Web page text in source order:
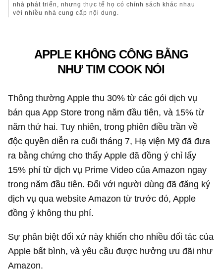
nhà phát triển, nhưng thực tế họ có chính sách khác nhau
với nhiều nhà cung cấp nội dung.
APPLE KHÔNG CÔNG BẰNG
NHƯ TIM COOK NÓI
Thông thường Apple thu 30% từ các gói dịch vụ
bán qua App Store trong năm đầu tiên, và 15% từ
năm thứ hai. Tuy nhiên, trong phiên điều trần về
độc quyền diễn ra cuối tháng 7, Hạ viện Mỹ đã đưa
ra bằng chứng cho thấy Apple đã đồng ý chỉ lấy
15% phí từ dịch vụ Prime Video của Amazon ngay
trong năm đầu tiên. Đối với người dùng đã đăng ký
dịch vụ qua website Amazon từ trước đó, Apple
đồng ý không thu phí.
Sự phân biệt đối xử này khiến cho nhiều đối tác của
Apple bất bình, và yêu cầu được hưởng ưu đãi như
Amazon.